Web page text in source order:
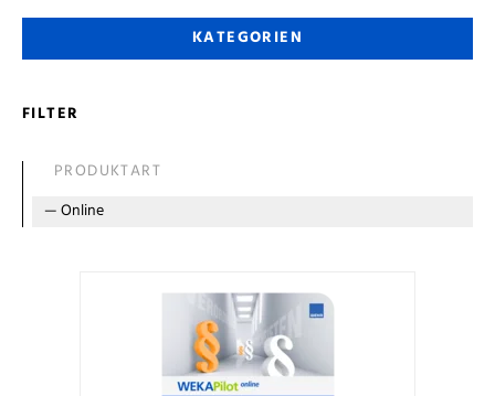
KATEGORIEN
FILTER
PRODUKTART
—Online